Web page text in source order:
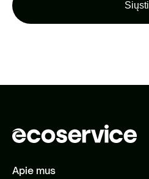
Siųsti
Apie mus